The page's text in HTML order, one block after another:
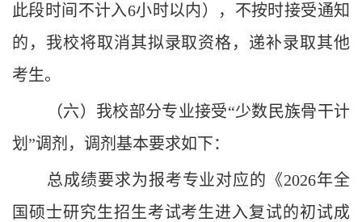
此段时间不计入6小时以内），不按时接受通知
的，我校将取消其拟录取资格，递补录取其他
考生。
（六）我校部分专业接受“少数民族骨干计
划 ”调剂 ， 调剂基本要求如下：
总成绩要求为报考专业对应的《2026年全
国硕士研究生招生考试考生进入复试的初试成